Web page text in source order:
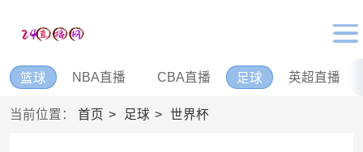
篮球 NBA直播 CBA直播 足球 英超直播
当前位置： 首页 足球 世界杯